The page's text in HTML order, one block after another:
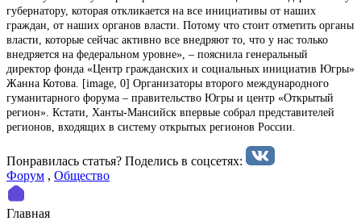
губернатору, которая откликается на все инициативы от наших
граждан, от наших органов власти. Потому что стоит отметить органы
власти, которые сейчас активно все внедряют то, что у нас только
внедряется на федеральном уровне», – пояснила генеральный
директор фонда «Центр гражданских и социальных инициатив Югры»
Жанна Котова. [image, 0] Организаторы второго международного
гуманитарного форума – правительство Югры и центр «Открытый
регион». Кстати, Ханты-Мансийск впервые собрал представителей
регионов, входящих в систему открытых регионов России.
Понравилась статья? Поделиcь в соцсетях:
Форум , Общество
Главная